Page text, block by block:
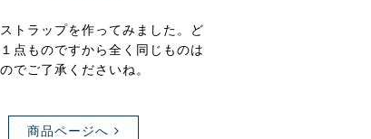
トラップを作ってみました。ど
点ものですから全く同じものは
でご了承くださいね。
商品ページへ